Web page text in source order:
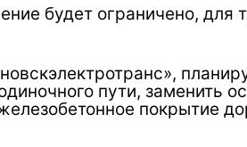
будет ограничено, для
пути, заменить
покрытие